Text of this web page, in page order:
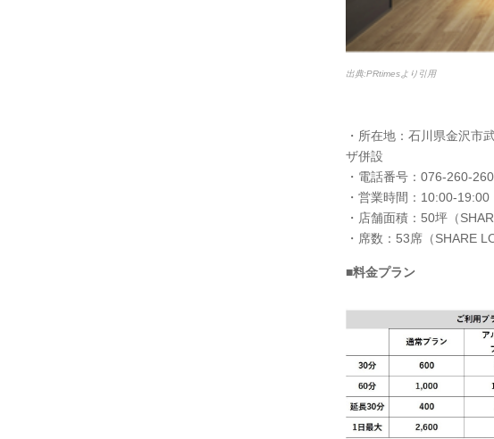
出典:PRtimesより引用
・所在地：石川県金沢市
ザ併設
・電話番号：076-260-
・営業時間：10:00-
・店舗面積：50坪（
・席数：53席（SHARE
■料金プラン